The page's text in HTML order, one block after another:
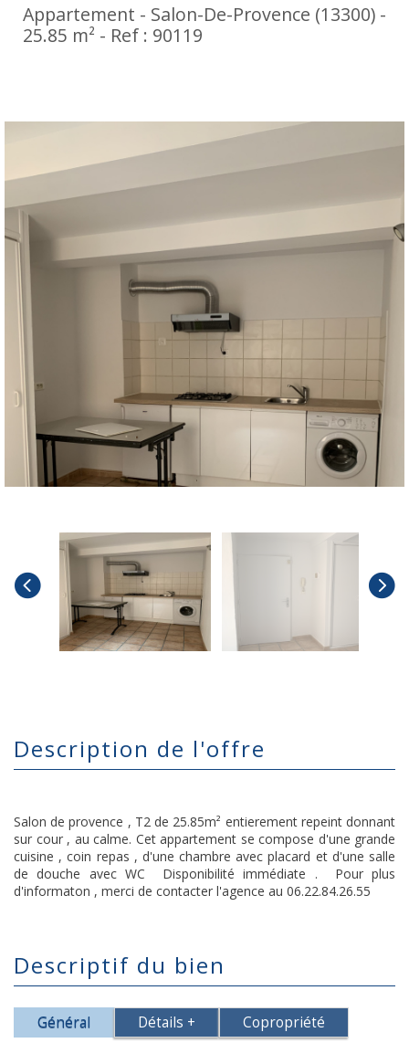
Appartement - Salon-De-Provence (13300) -
25.85 m² - Ref : 90119
description de l'offre
Salon de provence , T2 de 25.85m² entierement repeint donnant
sur cour , au calme. Cet appartement se compose d'une grande
cuisine , coin repas , d'une chambre avec placard et d'une salle
de douche avec WC Disponibilité immédiate . Pour plus
d'informaton , merci de contacter l'agence au 06.22.84.26.55
descriptif du bien
Général Détails + Copropriété